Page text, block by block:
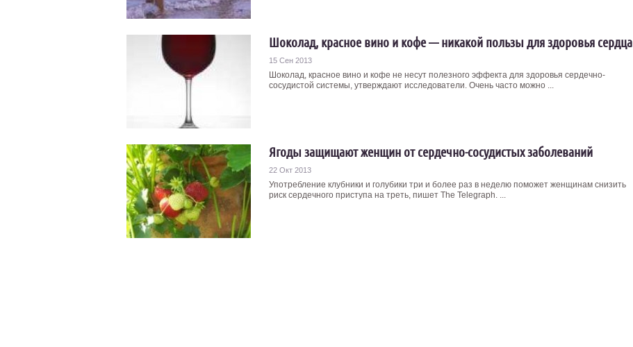
Шоколад, красное вино и кофе — никакой пользы для здоровья сердца
15 Сен 2013
Шоколад, красное вино и кофе не несут полезного эффекта для здоровья сердечно-
сосудистой системы, утверждают исследователи. Очень часто можно ...
Ягоды защищают женщин от сердечно-сосудистых заболеваний
22 Окт 2013
Употребление клубники и голубики три и более раз в неделю поможет женщинам снизить
риск сердечного приступа на треть, пишет The Telegraph. ...